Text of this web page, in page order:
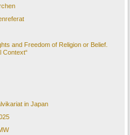
and Freedom of Religion or Belief.
Context“
in Japan